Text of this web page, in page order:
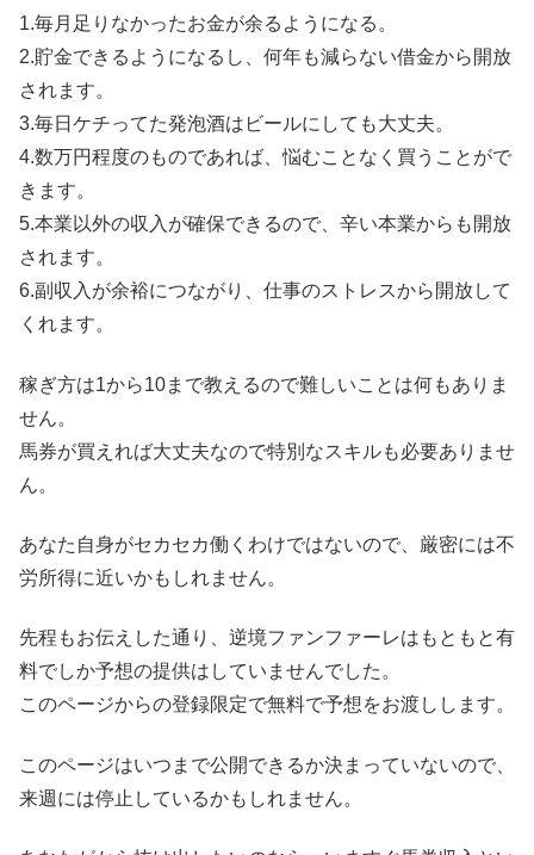
1.毎月足りなかったお金が余るようになる。
2.貯金できるようになるし、何年も減らない借金から開放
されます。
3.毎日ケチってた発泡酒はビールにしても大丈夫。
4.数万円程度のものであれば、悩むことなく買うことがで
きます。
5.本業以外の収入が確保できるので、辛い本業からも開放
されます。
6.副収入が余裕につながり、仕事のストレスから開放して
くれます。
稼ぎ方は1から10まで教えるので難しいことは何もありま
せん。
馬券が買えれば大丈夫なので特別なスキルも必要ありませ
ん。
あなた自身がセカセカ働くわけではないので、厳密には不
労所得に近いかもしれません。
先程もお伝えした通り、逆境ファンファーレはもともと有
料でしか予想の提供はしていませんでした。
このページからの登録限定で無料で予想をお渡しします。
このページはいつまで公開できるか決まっていないので、
来週には停止しているかもしれません。